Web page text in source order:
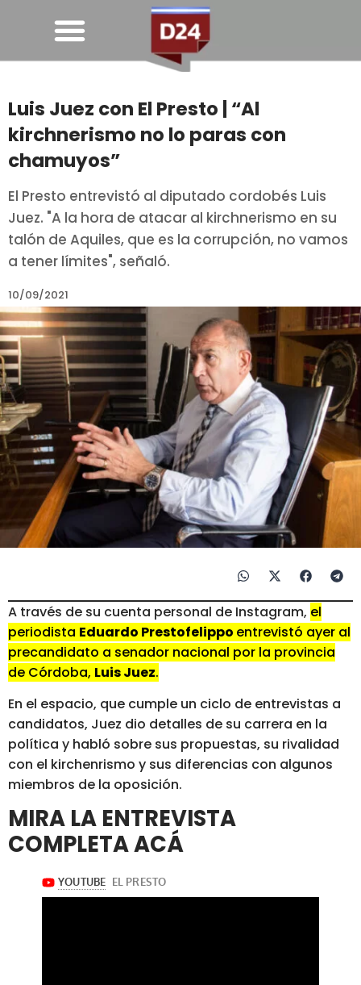
Luis Juez con El Presto | “Al
kirchnerismo no lo paras con
chamuyos”
El Presto entrevistó al diputado cordobés Luis
Juez. "A la hora de atacar al kirchnerismo en su
talón de Aquiles, que es la corrupción, no vamos
a tener límites", señaló.
10/09/2021
A través de su cuenta personal de Instagram, el
periodista Eduardo Prestofelippo entrevistó ayer al
precandidato a senador nacional por la provincia
de Córdoba, Luis Juez.
En el espacio, que cumple un ciclo de entrevistas a
candidatos, Juez dio detalles de su carrera en la
política y habló sobre sus propuestas, su rivalidad
con el kirchenrismo y sus diferencias con algunos
miembros de la oposición.
MIRA LA ENTREVISTA
COMPLETA ACÁ